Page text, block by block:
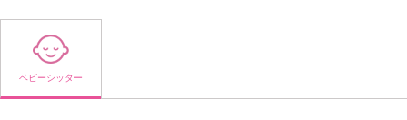
ベビーシッター